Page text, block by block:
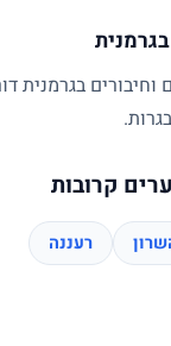
וחיבורים
קרובות
רעננה